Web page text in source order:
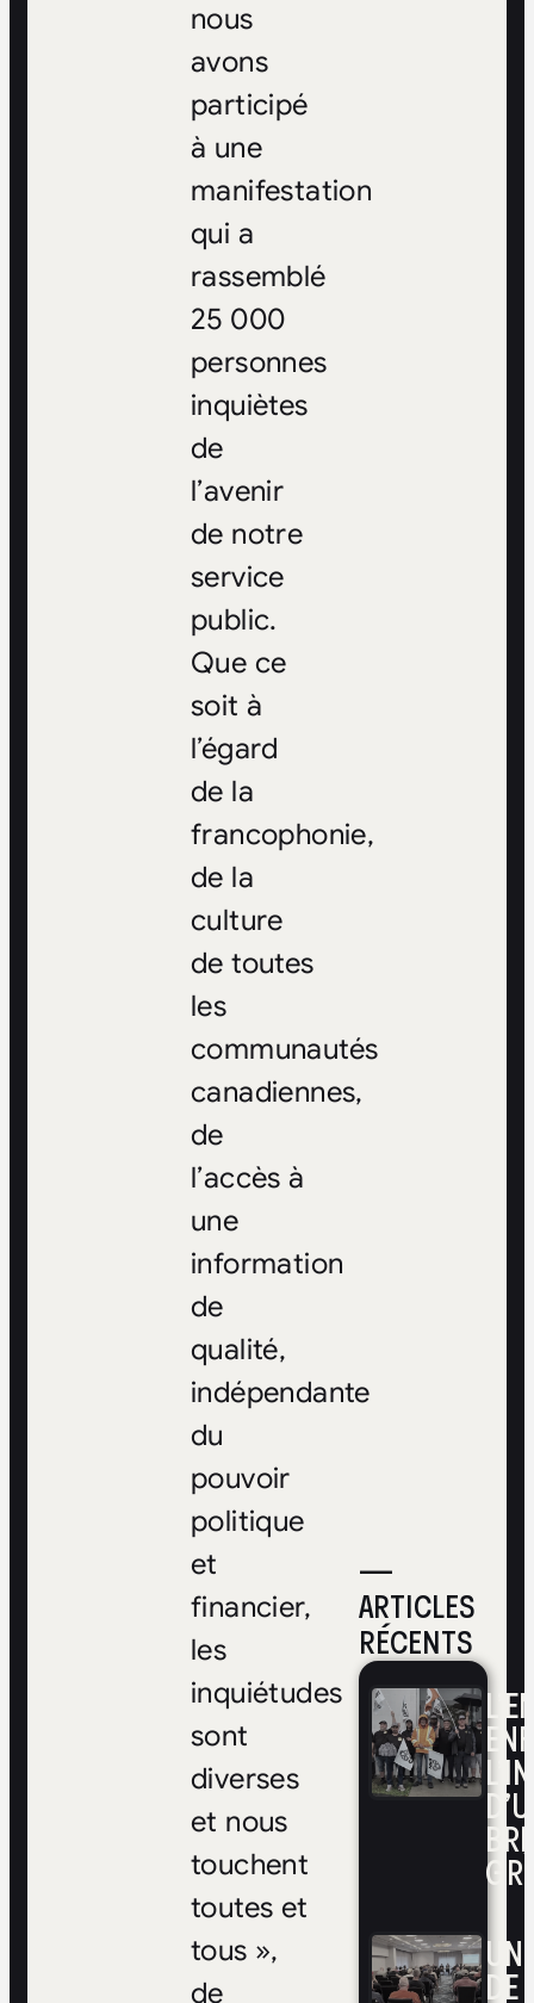
—
ARTICLES
RÉCENTS
DE
nous
avons
participé
à une
manifestation
qui a
rassemblé
25 000
personnes
inquiètes
de
l’avenir
de notre
service
public.
Que ce
soit à
l’égard
de la
francophonie,
de la
culture
de toutes
les
communautés
canadiennes,
de
l’accès à
une
information
de
qualité,
indépendante
du
pouvoir
politique
et
financier,
les
inquiétudes
sont
diverses
et nous
touchent
toutes et
tous »,
de